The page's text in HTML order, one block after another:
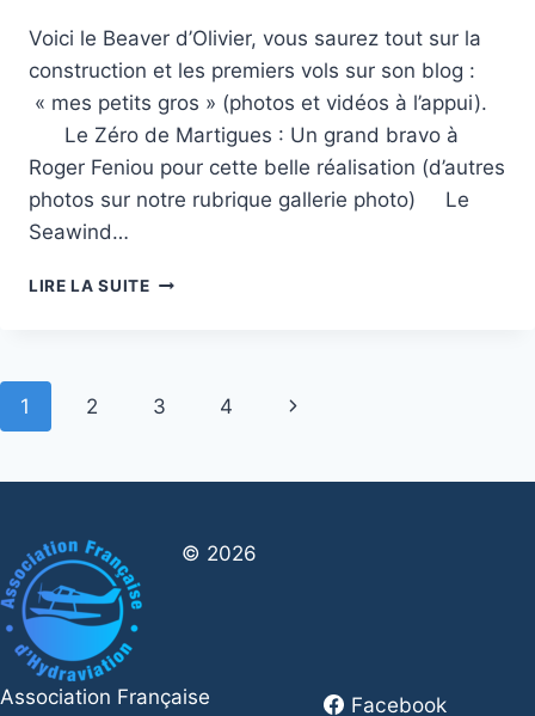
Voici le Beaver d’Olivier, vous saurez tout sur la
construction et les premiers vols sur son blog :
« mes petits gros » (photos et vidéos à l’appui).
Le Zéro de Martigues : Un grand bravo à
Roger Feniou pour cette belle réalisation (d’autres
photos sur notre rubrique gallerie photo) Le
Seawind…
LIRE LA SUITEMODÉLISME
Navigation
1 2 3 4
Page
© 2026
Association Française
Facebook